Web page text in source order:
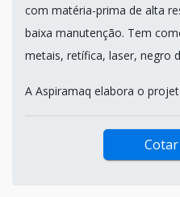
com matéria-prima de alta
baixa manutenção. Tem
metais, retífica, laser, negro
A Aspiramaq elabora o